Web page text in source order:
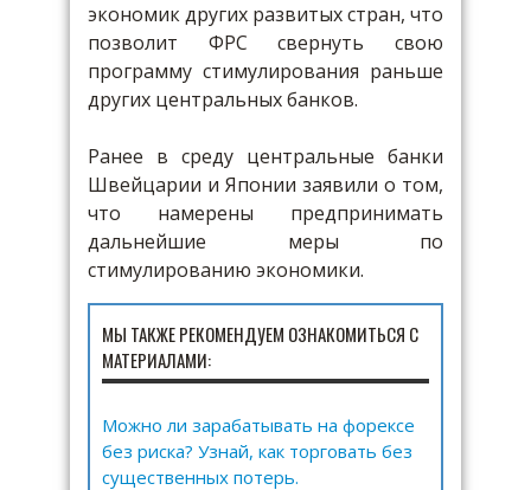
экономик других развитых стран, что
позволит ФРС свернуть свою
программу стимулирования раньше
других центральных банков.
Ранее в среду центральные банки
Швейцарии и Японии заявили о том,
что намерены предпринимать
дальнейшие меры по
стимулированию экономики.
МЫ ТАКЖЕ РЕКОМЕНДУЕМ ОЗНАКОМИТЬСЯ С
МАТЕРИАЛАМИ:
Можно ли зарабатывать на форексе
без риска? Узнай, как торговать без
существенных потерь.